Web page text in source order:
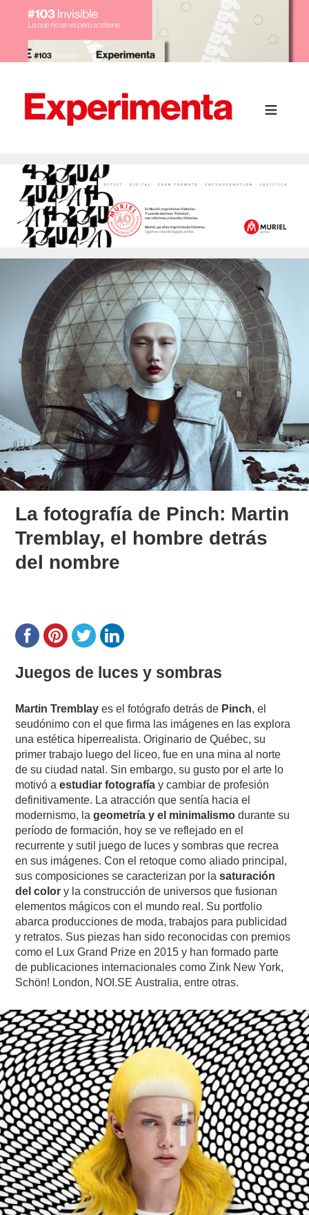
La fotografía de Pinch: Martin
Tremblay, el hombre detrás
del nombre
Juegos de luces y sombras
Martin Tremblay es el fotógrafo detrás de Pinch, el
seudónimo con el que firma las imágenes en las explora
una estética hiperrealista. Originario de Québec, su
primer trabajo luego del liceo, fue en una mina al norte
de su ciudad natal. Sin embargo, su gusto por el arte lo
motivó aestudiar fotografía y cambiar de profesión
definitivamente. Laatracción que sentía hacia el
modernismo, lageometría y el minimalismo durante su
período de formación, hoy se ve reflejado en el
recurrente y sutil juego de luces y sombras que recrea
en sus imágenes. Con el retoque como aliado principal,
sus composiciones se caracterizan por lasaturación
del color y la construcción de universos que fusionan
elementos mágicos con el mundo real. Su portfolio
abarca producciones de moda, trabajos para publicidad
y retratos. Sus piezas han sido reconocidas con premios
como el
Lux Grand Prize en 2015 y han formado parte
de publicaciones internacionales como Zink New York,
Schön! London, NOI.SE Australia, entre otras.